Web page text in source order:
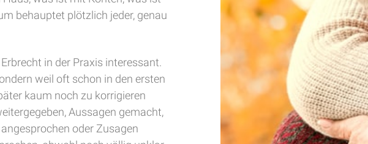
behauptet plötzlich jeder, genau
in der Praxis interessant.
weil oft schon in den ersten
kaum noch zu korrigieren
Aussagen gemacht,
oder Zusagen